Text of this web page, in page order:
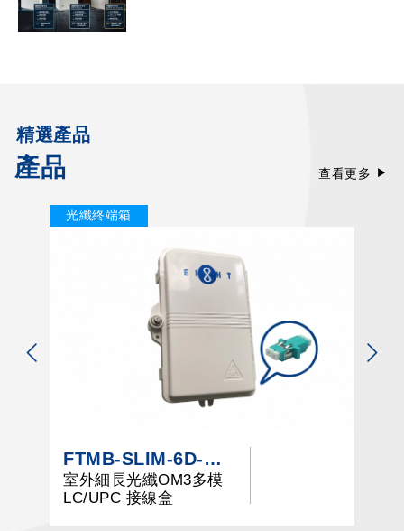
精選產品
產品 查看更多
光纖終端箱
FTMB-SLIM-6D-M3-LCU系列
室外細長光纖OM3多模
LC/UPC 接線盒